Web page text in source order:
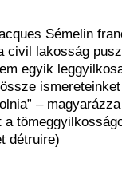
Sémelin
civil lakosság
egyik
–
détruire)